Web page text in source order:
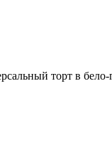
торт в